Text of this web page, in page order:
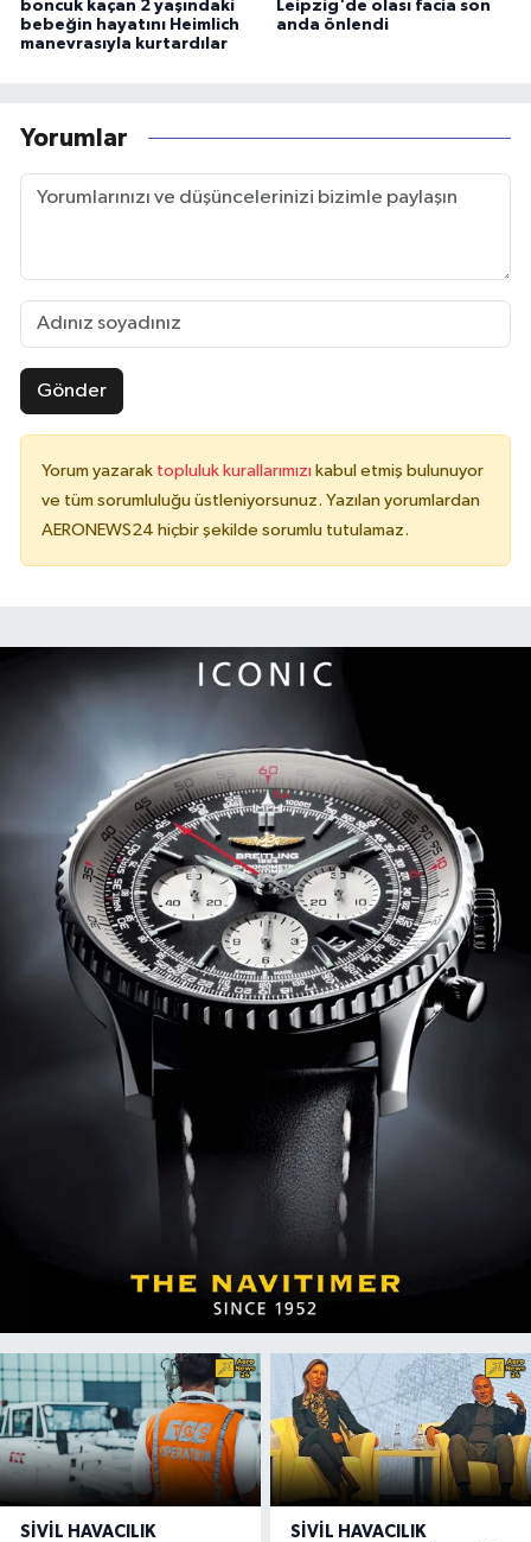
boncuk kaçan 2 yaşındaki
bebeğin hayatını Heimlich
manevrasıyla kurtardılar
Leipzig'de olası facia son
anda önlendi
Yorumlar
Gönder
Yorum yazarak topluluk kurallarımızı kabul etmiş bulunuyor
ve tüm sorumluluğu üstleniyorsunuz. Yazılan yorumlardan
AERONEWS24 hiçbir şekilde sorumlu tutulamaz.
SIVIL HAVACILIK SIVIL HAVACILIK